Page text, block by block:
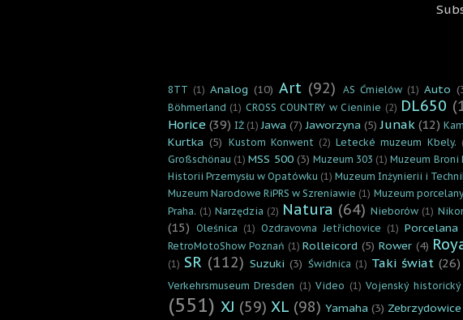
8TT (1) Analog (10) Art (92) AS Ćmielów (1) Auto
Böhmerland (1) CROSS COUNTRY w Cieninie (2) DL650
Horice (39) IŻ (1) Jawa (7) Jaworzyna (5) Junak (12)
Kurtka (5) Kustom Konwent (2) Letecké muzeum Kbely.
Großschönau (1) MSS 500 (3) Muzeum 303 (1) Muzeum Broni
Historii Przemysłu w Opatówku (1) Muzeum Inżynierii i
Muzeum Narodowe RiPRS w Szreniawie (1) Muzeum
Praha. (1) Narzędzia (2) Natura (64) Nieborów (1)
(15) Oleśnica (1) Ozdravovna Jetřichovice (1) Porcelana
RetroMotoShow Poznań (1) Rolleicord (5) Rower (4)
(1) SR (112) Suzuki (3) Świdnica (1) Taki świat (26)
Verkehrsmuseum Dresden (1) Video (1) Vojenský historický
(551) XJ (59) XL (98) Yamaha (3) Zebrzydowice